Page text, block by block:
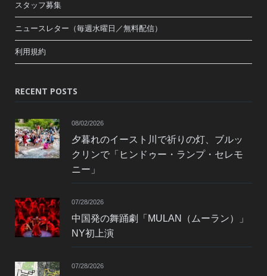
スタッフ募集
ニュースレター（毎週水曜日／無料配信）
利用規約
RECENT POSTS
08/02/2026
夕暮れのイースト川で祈りの灯、ブルッ
クリンで「ヒンドゥー・ランプ・セレモ
ニー」
07/28/2026
中国発の舞踊劇「MULAN（ムーラン）」
NY初上演
07/28/2026